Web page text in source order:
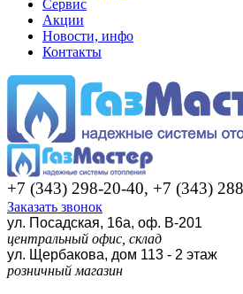
Сервис
Акции
Новости, инфо
Контакты
+7 (343) 298-20-40, +7 (343)
Заказать звонок
ул. Посадская, 16а, оф. В-201
центральный офис, склад
ул. Щербакова, дом 113 - 2 этаж
розничный магазин